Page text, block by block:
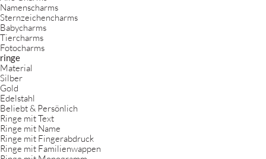
Namenscharms
Sternzeichencharms
Babycharms
Tiercharms
Fotocharms
ringe
Material
Silber
Gold
Edelstahl
Beliebt & Persönlich
Ringe mit Text
Ringe mit Name
Ringe mit Fingerabdruck
Ringe mit Familienwappen